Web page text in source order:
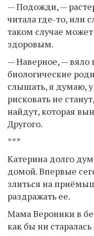
— Подожди, —
читала где-то, или
таком случае
здоровым.
— Наверное, — вяло
биологические
слышать, я думаю,
рисковать не
найдут, которая
Другого.
***
Катерина долго
домой. Впервые
злиться на
раздражать ее.
Мама Вероники в
как бы ни